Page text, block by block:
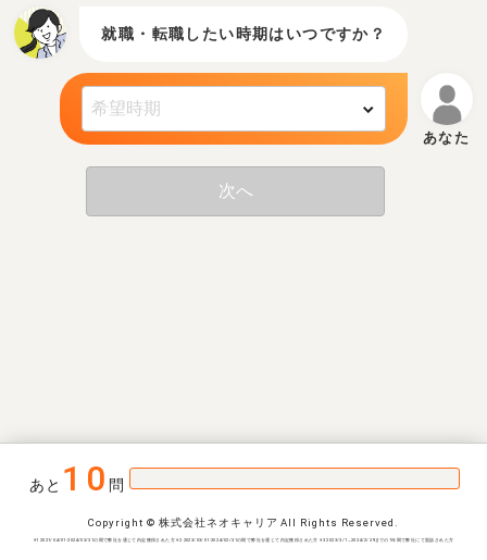
就職・転職したい時期はいつですか？
次へ
あと 10 問
Copyright © 株式会社ネオキャリア All Rights Reserved.
※1 2021/04/01-2024/03/31の間で弊社を通じて内定獲得された方 ※2 2023/03/01-2024/02/31の間で弊社を通じて内定獲得された方 ※3 2023/3/1~2024/2/29までの1年間で弊社にて面談された方